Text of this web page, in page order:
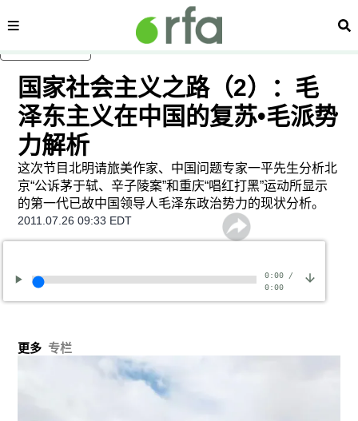
内容分类 搜
国家社会主义之路（2）：毛
泽东主义在中国的复苏•毛派势
力解析
这次节目北明请旅美作家、中国问题专家一平先生分析北
京“公诉茅于轼、辛子陵案”和重庆“唱红打黑”运动所显示
的第一代已故中国领导人毛泽东政治势力的现状分析。
2011.07.26 09:33 EDT
0:00/
0:00
更多 专栏